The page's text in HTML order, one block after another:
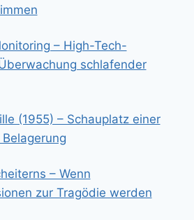
– High-Tech-
schlafender
(1955) – Schauplatz einer
– Wenn
zur Tragödie werden